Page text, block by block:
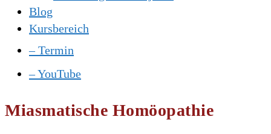
Blog
Kursbereich
– Termin
– YouTube
Miasmatische Homöopathie